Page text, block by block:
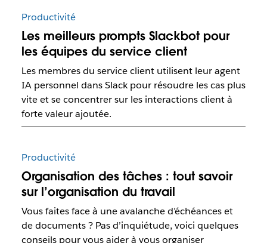
Productivité
Les meilleurs prompts Slackbot pour
les équipes du service client
Les membres du service client utilisent leur agent
IA personnel dans Slack pour résoudre les cas plus
vite et se concentrer sur les interactions client à
forte valeur ajoutée.
Productivité
Organisation des tâches : tout savoir
sur l’organisation du travail
Vous faites face à une avalanche d’échéances et
de documents ? Pas d’inquiétude, voici quelques
conseils pour vous aider à vous organiser